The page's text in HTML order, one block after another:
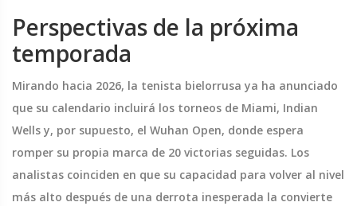
Perspectivas de la próxima
temporada
Mirando hacia 2026, la tenista bielorrusa ya ha anunciado
que su calendario incluirá los torneos de Miami, Indian
Wells y, por supuesto, el Wuhan Open, donde espera
romper su propia marca de 20 victorias seguidas. Los
analistas coinciden en que su capacidad para volver al nivel
más alto después de una derrota inesperada la convierte